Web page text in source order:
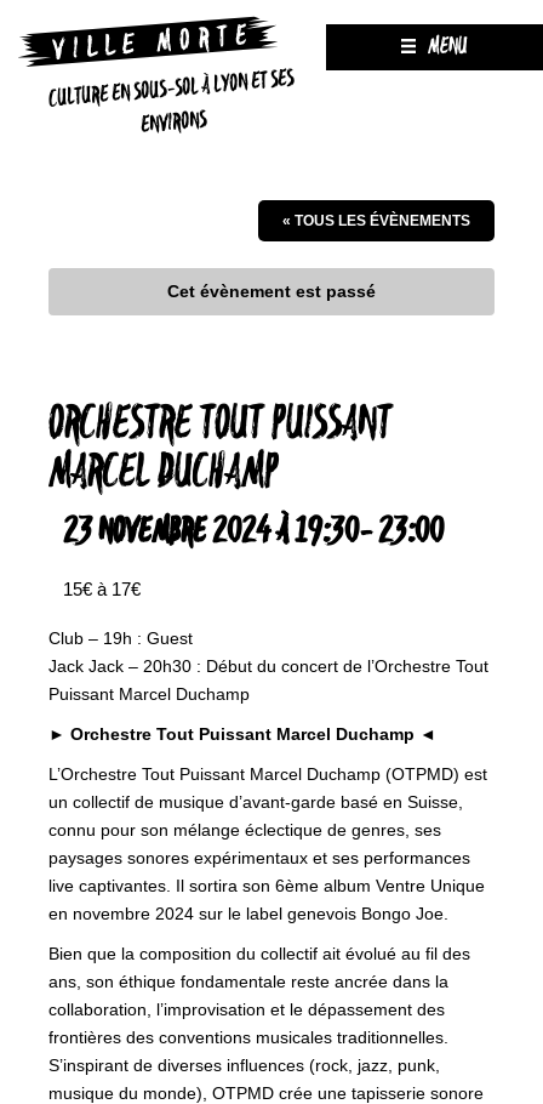
CULTURE EN SOUS-SOL À LYON ET SES
ENVIRONS
MENU
« TOUS LES ÉVÈNEMENTS
Cet évènement est passé
ORCHESTRE TOUT PUISSANT
MARCEL DUCHAMP
23 NOVEMBRE 2024 À 19:30-23:00
15€ à 17€
Club – 19h : Guest
Jack Jack – 20h30 : Début du concert de l’Orchestre Tout
Puissant Marcel Duchamp
► Orchestre Tout Puissant Marcel Duchamp ◄
L’Orchestre Tout Puissant Marcel Duchamp (OTPMD) est
un collectif de musique d’avant-garde basé en Suisse,
connu pour son mélange éclectique de genres, ses
paysages sonores expérimentaux et ses performances
live captivantes. Il sortira son 6ème album Ventre Unique
en novembre 2024 sur le label genevois Bongo Joe.
Bien que la composition du collectif ait évolué au fil des
ans, son éthique fondamentale reste ancrée dans la
collaboration, l’improvisation et le dépassement des
frontières des conventions musicales traditionnelles.
S’inspirant de diverses influences (rock, jazz, punk,
musique du monde), OTPMD crée une tapisserie sonore